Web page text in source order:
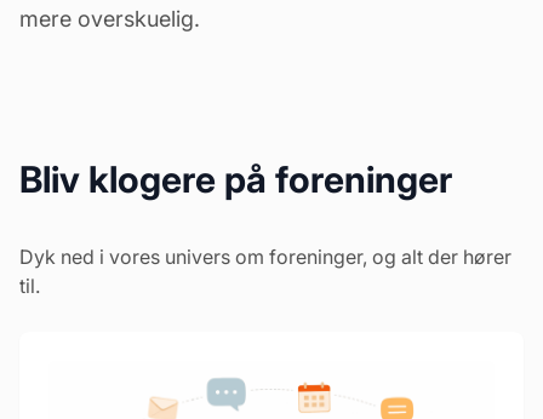
mere overskuelig.
Bliv klogere på foreninger
Dyk ned i vores univers om foreninger, og alt der hører
til.